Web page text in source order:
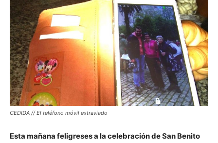
CEDIDA // El teléfono móvil extraviado
Esta mañana feligreses a la celebración de San Benito